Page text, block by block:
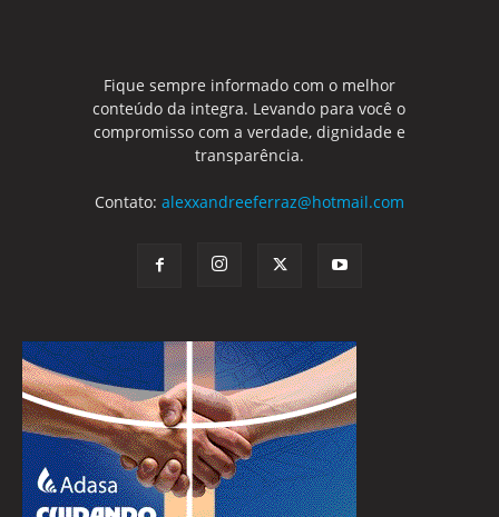
Fique sempre informado com o melhor
conteúdo da integra. Levando para você o
compromisso com a verdade, dignidade e
transparência.
Contato: alexxandreeferraz@hotmail.com